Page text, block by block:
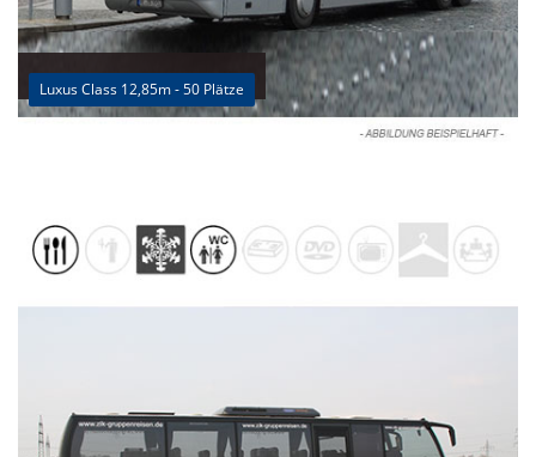
Luxus Class 12,85m - 50 Plätze